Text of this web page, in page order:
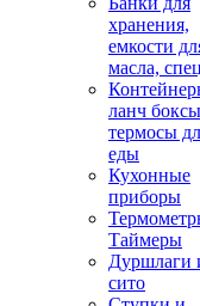
хранения,
емкости
масла,
ланч
термосы
еды
Кухонные
приборы
Таймеры
Дуршлаги
сито